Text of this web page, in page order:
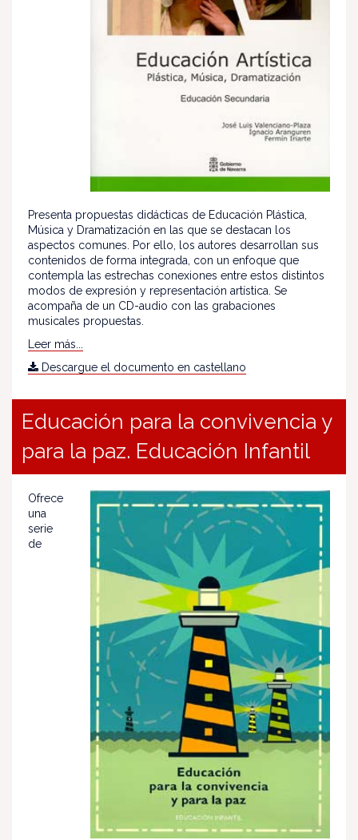
Presenta propuestas didácticas de Educación Plástica,
Música y Dramatización en las que se destacan los
aspectos comunes. Por ello, los autores desarrollan sus
contenidos de forma integrada, con un enfoque que
contempla las estrechas conexiones entre estos distintos
modos de expresión y representación artística. Se
acompaña de un CD-audio con las grabaciones
musicales propuestas.
Leer más...
Descargue el documento en castellano
Educación para la convivencia y
para la paz. Educación Infantil
Ofrece
una
serie
de